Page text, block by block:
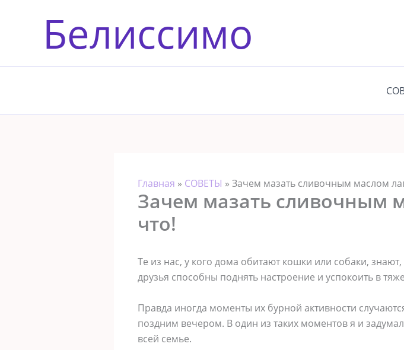
содержимомуБелиссимо
Главная » СОВЕТЫ » Зачем мазать сливочным маслом
Зачем мазать сливочным
что!
Те из нас, у кого дома обитают кошки или собаки,
друзья способны поднять настроение и успокоить в
Правда иногда моменты их бурной активности
поздним вечером. В один из таких моментов я и
всей семье.